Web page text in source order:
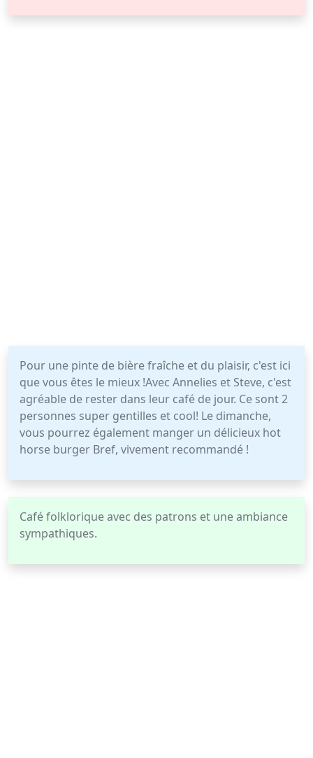
Pour une pinte de bière fraîche et du plaisir, c'est ici
que vous êtes le mieux !Avec Annelies et Steve, c'est
agréable de rester dans leur café de jour. Ce sont 2
personnes super gentilles et cool! Le dimanche,
vous pourrez également manger un délicieux hot
horse burger Bref, vivement recommandé !
Café folklorique avec des patrons et une ambiance
sympathiques.